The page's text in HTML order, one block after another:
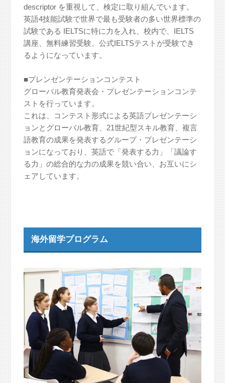
descriptor を重視して、検定に取り組んでいます。
英語4技能試験で世界で最も受験者の多い世界標準の
試験である IELTSに特に力を入れ、校内で、IELTS
講座、無料練習受験、公式IELTSテストが受験でき
るようになっています。
■プレンゼンテーションコンテスト
グローバル教育発表会・プレゼンテーションコンテ
ストを行っています。
これは、コンテスト形式による英語プレゼンテーシ
ョンとグローバル教育、21世紀型スキル教育、複言
語教育の成果を発表するグループ・プレゼンテーシ
ョンになっており、英語で「発表する力」「議論す
る力」の総合的な力の成果を競い合い、お互いにシ
ェアしています。
海外留学プログラム